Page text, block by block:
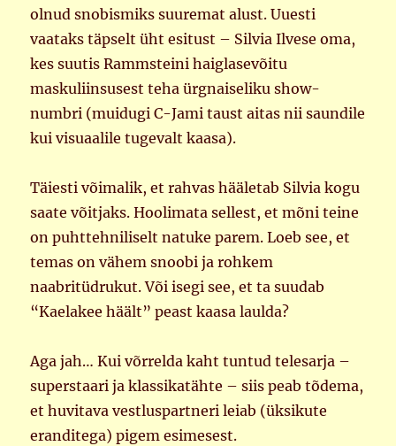
olnud snobismiks suuremat alust. Uuesti
vaataks täpselt üht esitust – Silvia Ilvese oma,
kes suutis Rammsteini haiglasevõitu
maskuliinsusest teha ürgnaiseliku show-
numbri (muidugi C-Jami taust aitas nii saundile
kui visuaalile tugevalt kaasa).
Täiesti võimalik, et rahvas hääletab Silvia kogu
saate võitjaks. Hoolimata sellest, et mõni teine
on puhttehniliselt natuke parem. Loeb see, et
temas on vähem snoobi ja rohkem
naabritüdrukut. Või isegi see, et ta suudab
“Kaelakee häält” peast kaasa laulda?
Aga jah… Kui võrrelda kaht tuntud telesarja –
superstaari ja klassikatähte – siis peab tõdema,
et huvitava vestluspartneri leiab (üksikute
eranditega) pigem esimesest.